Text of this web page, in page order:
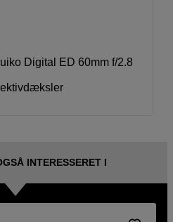
Digital ED 60mm f/2.8
INTERESSERET I